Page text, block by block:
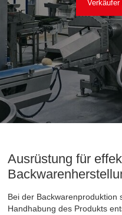
Ausrüstung für
Bei der Backwarenproduktion
Handhabung des Produkts